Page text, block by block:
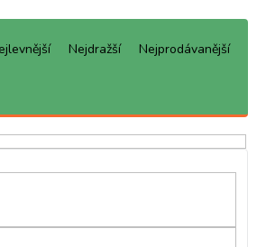
Nejdražší Nejprodávanější